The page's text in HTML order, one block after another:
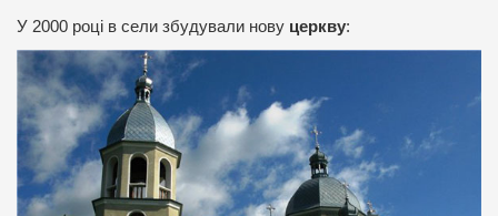
У 2000 році в сели збудували нову церкву: